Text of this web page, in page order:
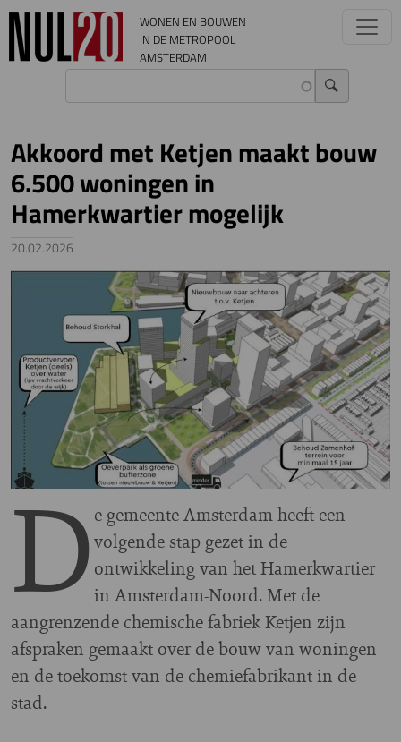
Overslaan en naar de inhoud gaan
WONEN EN BOUWEN
IN DE METROPOOL
AMSTERDAM
Akkoord met Ketjen maakt bouw
6.500 woningen in
Hamerkwartier mogelijk
20.02.2026
D e gemeente Amsterdam heeft een
volgende stap gezet in de
ontwikkeling van het Hamerkwartier
in Amsterdam-Noord. Met de
aangrenzende chemische fabriek Ketjen zijn
afspraken gemaakt over de bouw van woningen
en de toekomst van de chemiefabrikant in de
stad.